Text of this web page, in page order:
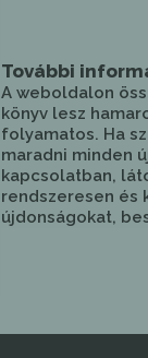
További
A weboldalon
könyv lesz
folyamatos. Ha
maradni minden
kapcsolatban,
rendszeresen és
újdonságokat,